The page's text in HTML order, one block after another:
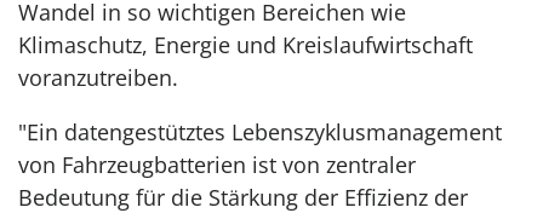
Wandel in so wichtigen Bereichen wie
Klimaschutz, Energie und Kreislaufwirtschaft
voranzutreiben.
"Ein datengestütztes Lebenszyklusmanagement
von Fahrzeugbatterien ist von zentraler
Bedeutung für die Stärkung der Effizienz der